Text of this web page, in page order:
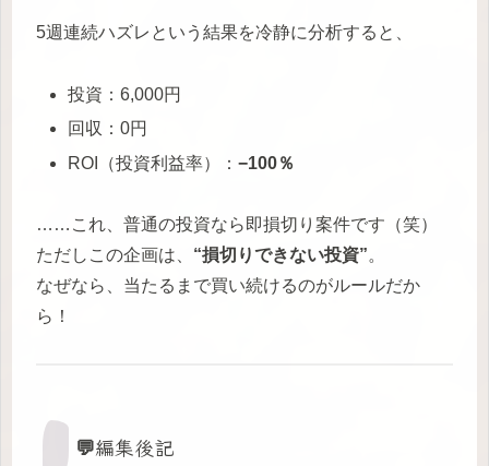
5週連続ハズレという結果を冷静に分析すると、
投資：6,000円
回収：0円
ROI（投資利益率）：−100％
……これ、普通の投資なら即損切り案件です（笑）
ただしこの企画は、 “損切りできない投資”。
なぜなら、当たるまで買い続けるのがルールだか
ら！
💬編集後記